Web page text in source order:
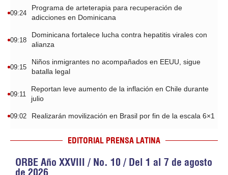
09:24
Programa de arteterapia para recuperación de
adicciones en Dominicana
09:18
Dominicana fortalece lucha contra hepatitis virales con
alianza
09:15
Niños inmigrantes no acompañados en EEUU, sigue
batalla legal
09:11
Reportan leve aumento de la inflación en Chile durante
julio
09:02 Realizarán movilización en Brasil por fin de la escala 6×1
EDITORIAL PRENSA LATINA
ORBE Año XXVIII / No. 10 / Del 1 al 7 de agosto
de 2026